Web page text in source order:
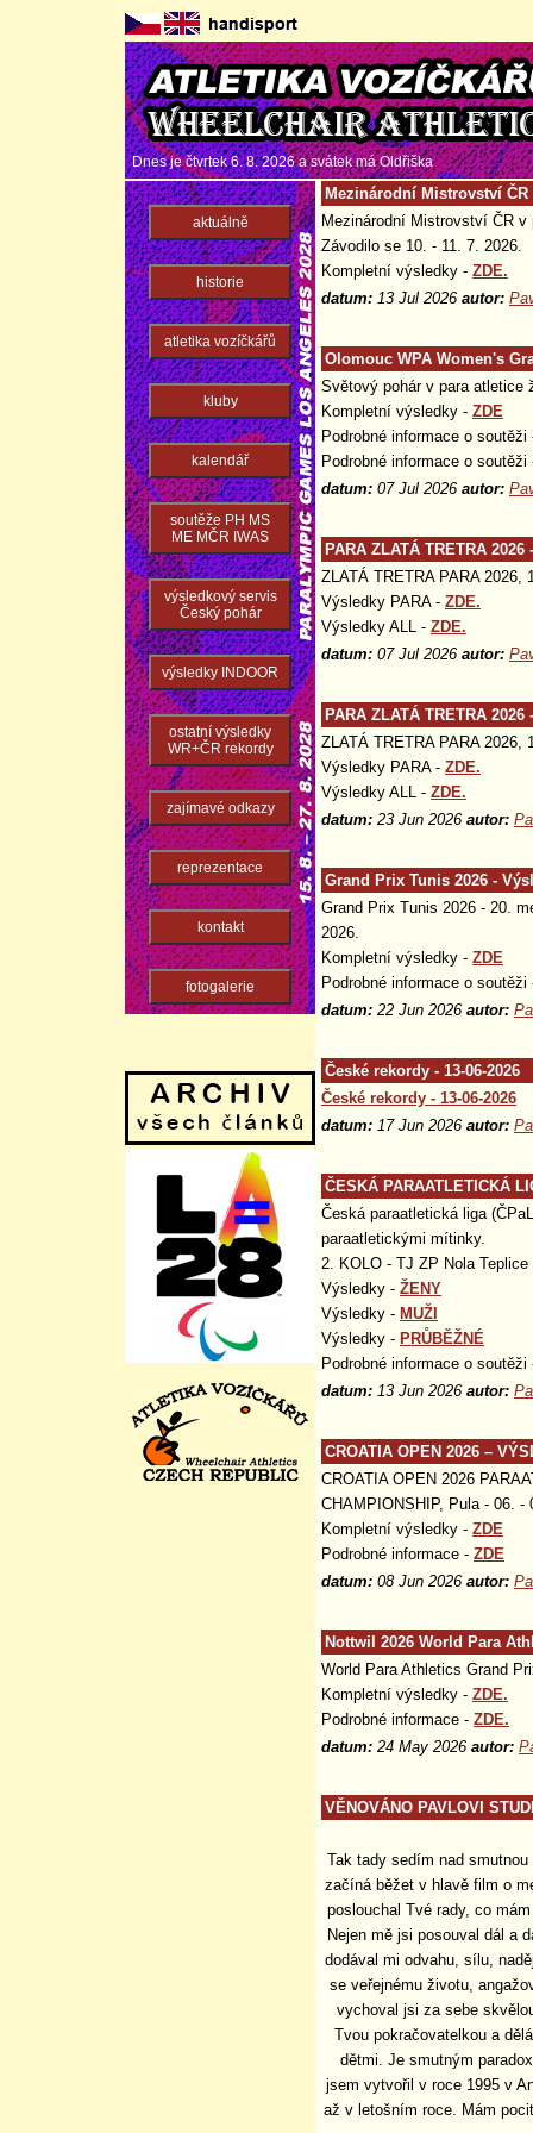
Dnes je čtvrtek 6. 8. 2026 a svátek máOldřiška
Mezinárodní Mistrovství
Mezinárodní Mistrovství ČR
Závodilo se 10. - 11. 7. 2026.
Kompletní výsledky - ZDE.
datum: 13 Jul 2026 autor:
Olomouc WPA Women's
Světový pohár v para atletice
Kompletní výsledky - ZDE
Podrobné informace o
Podrobné informace o
datum: 07 Jul 2026 autor:
PARA ZLATÁ TRETRA
ZLATÁ TRETRA PARA 2026,
Výsledky PARA - ZDE.
Výsledky ALL - ZDE.
datum: 07 Jul 2026 autor:
PARA ZLATÁ TRETRA
ZLATÁ TRETRA PARA 2026,
Výsledky PARA - ZDE.
Výsledky ALL - ZDE.
datum: 23 Jun 2026 autor:
Grand Prix Tunis 2026 -
Grand Prix Tunis 2026 - 20.
2026.
Kompletní výsledky - ZDE
Podrobné informace o
datum: 22 Jun 2026 autor:
České rekordy - 13-06-2026
České rekordy - 13-06-2026
datum: 17 Jun 2026 autor:
ČESKÁ PARAATLETICKÁ
Česká paraatletická liga
paraatletickými mítinky.
2. KOLO - TJ ZP Nola Teplice
Výsledky - ŽENY
Výsledky - MUŽI
Výsledky - PRŮBĚŽNÉ
Podrobné informace o
datum: 13 Jun 2026 autor:
CROATIA OPEN 2026 –
CROATIA OPEN 2026
CHAMPIONSHIP, Pula - 06. -
Kompletní výsledky - ZDE
Podrobné informace - ZDE
datum: 08 Jun 2026 autor:
Nottwil 2026 World Para
World Para Athletics Grand
Kompletní výsledky - ZDE.
Podrobné informace - ZDE.
datum: 24 May 2026 autor:
VĚNOVÁNO PAVLOVI
Tak tady sedím nad
začíná běžet v hlavě film o
poslouchal Tvé rady, co
Nejen mě jsi posouval dál a
dodával mi odvahu, sílu,
se veřejnému životu,
vychoval jsi za sebe
Tvou pokračovatelkou a
dětmi. Je smutným
jsem vytvořil v roce 1995 v
až v letošním roce. Mám
aktuálně
historie
atletika vozíčkářů
kluby
kalendář
soutěže PH MS
ME MČR IWAS
výsledkový servis
Český pohár
výsledky INDOOR
ostatní výsledky
WR+ČR rekordy
zajímavé odkazy
reprezentace
kontakt
fotogalerie